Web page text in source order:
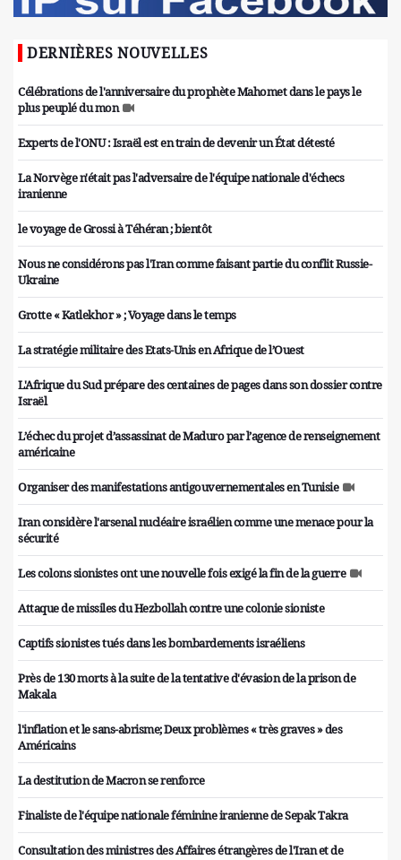
DERNIÈRES NOUVELLES
Célébrations de l'anniversaire du prophète Mahomet dans le pays le
plus peuplé du mon
Experts de l'ONU : Israël est en train de devenir un État détesté
La Norvège n'était pas l'adversaire de l'équipe nationale d'échecs
iranienne
le voyage de Grossi à Téhéran ; bientôt
Nous ne considérons pas l'Iran comme faisant partie du conflit Russie-
Ukraine
Grotte « Katlekhor » ; Voyage dans le temps
La stratégie militaire des Etats-Unis en Afrique de l’Ouest
L'Afrique du Sud prépare des centaines de pages dans son dossier contre
Israël
L’échec du projet d’assassinat de Maduro par l’agence de renseignement
américaine
Organiser des manifestations antigouvernementales en Tunisie
Iran considère l'arsenal nucléaire israélien comme une menace pour la
sécurité
Les colons sionistes ont une nouvelle fois exigé la fin de la guerre
Attaque de missiles du Hezbollah contre une colonie sioniste
Captifs sionistes tués dans les bombardements israéliens
Près de 130 morts à la suite de la tentative d'évasion de la prison de
Makala
l'inflation et le sans-abrisme; Deux problèmes « très graves » des
Américains
La destitution de Macron se renforce
Finaliste de l'équipe nationale féminine iranienne de Sepak Takra
Consultation des ministres des Affaires étrangères de l'Iran et de